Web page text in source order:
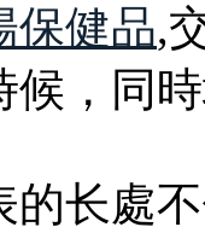
保健品,
候，同
的长處